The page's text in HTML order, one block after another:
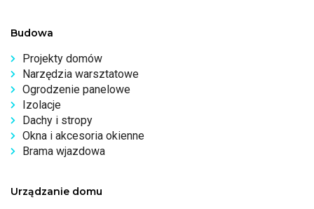
Budowa
Projekty domów
Narzędzia warsztatowe
Ogrodzenie panelowe
Izolacje
Dachy i stropy
Okna i akcesoria okienne
Brama wjazdowa
Urządzanie domu